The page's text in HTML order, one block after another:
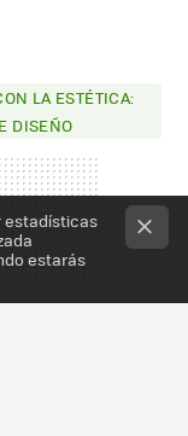
LA ESTÉTICA:
DISEÑO
estadísticas
estarás